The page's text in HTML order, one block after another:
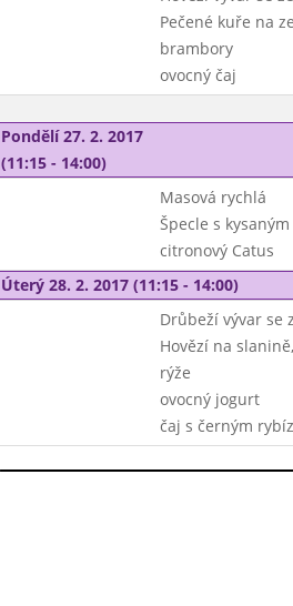
Pečené kuře na
brambory
ovocný čaj
Pondělí 27. 2. 2017
(11:15 - 14:00)
Masová rychlá
Špecle s
citronový Catus
Úterý 28. 2. 2017 (11:15 - 14:00)
Drůbeží vývar se
Hovězí na slanině,
rýže
ovocný jogurt
čaj s černým